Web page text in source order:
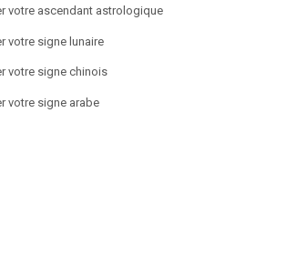
votre ascendant astrologique
votre signe lunaire
votre signe chinois
votre signe arabe